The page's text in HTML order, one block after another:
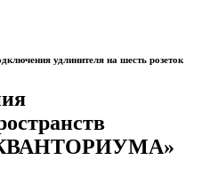
удлинителя на шесть розеток
«КВАНТОРИУМА»